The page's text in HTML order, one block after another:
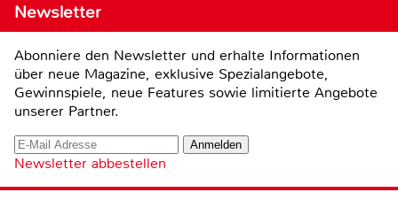
Newsletter
Abonniere den Newsletter und erhalte Informationen
über neue Magazine, exklusive Spezialangebote,
Gewinnspiele, neue Features sowie limitierte Angebote
unserer Partner.
Newsletter abbestellen